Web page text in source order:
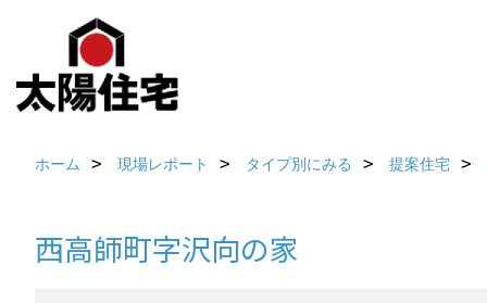
ホーム 現場レポート タイプ別にみる 提案住宅
西高師町字沢向の家